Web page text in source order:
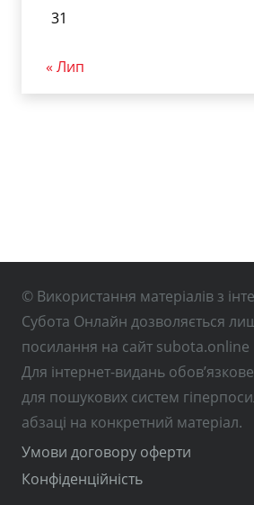
31
« Лип
© Використання матеріалів з
Субота Онлайн дозволяється
посилання на сайт subota.online
Для інтернет-видань
для пошукових систем
абзаці на конкретний матеріал.
Умови договору оферти
Конфіденційність